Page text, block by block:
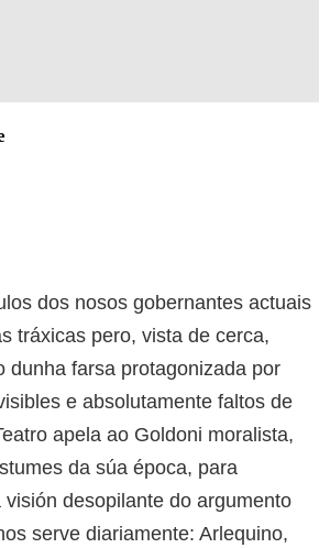
dos nosos gobernantes actuais
tráxicas pero, vista de cerca,
dunha farsa protagonizada por
e absolutamente faltos de
apela ao Goldoni moralista,
da súa época, para
desopilante do argumento
serve diariamente: Arlequino,